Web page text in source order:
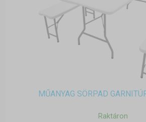
MŰANYAG SÖRPAD
Raktáron